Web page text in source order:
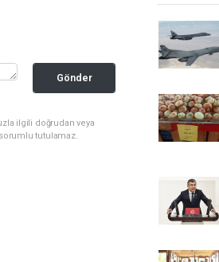
Gönder
ilgili doğrudan veya
tutulamaz.